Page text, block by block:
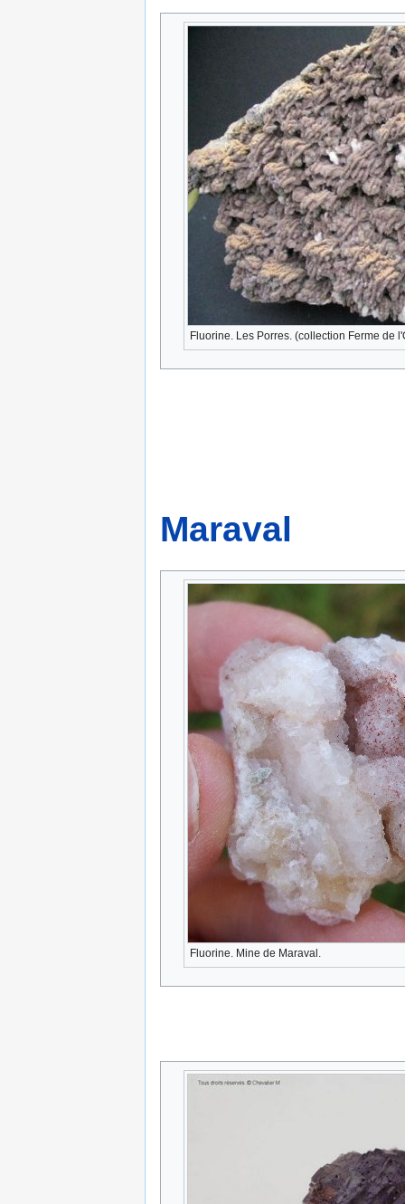
Fluorine. Les Porres. (collection Ferme de
Maraval
Fluorine. Mine de Maraval.